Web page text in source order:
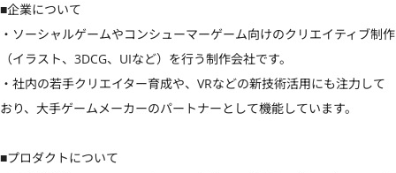
■企業について
・ソーシャルゲームやコンシューマーゲーム向けのクリエイティブ制作
（イラスト、3DCG、UIなど）を行う制作会社です。
・社内の若手クリエイター育成や、VRなどの新技術活用にも注力して
おり、大手ゲームメーカーのパートナーとして機能しています。
■プロダクトについて